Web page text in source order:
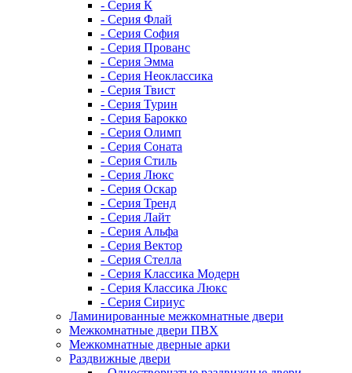
- Серия К
- Серия Флай
- Серия София
- Серия Прованс
- Серия Эмма
- Серия Неоклассика
- Серия Твист
- Серия Турин
- Серия Барокко
- Серия Олимп
- Серия Соната
- Серия Стиль
- Серия Люкс
- Серия Оскар
- Серия Тренд
- Серия Лайт
- Серия Альфа
- Серия Вектор
- Серия Стелла
- Серия Классика Модерн
- Серия Классика Люкс
- Серия Сириус
Ламинированные межкомнатные двери
Межкомнатные двери ПВХ
Межкомнатные дверные арки
Раздвижные двери